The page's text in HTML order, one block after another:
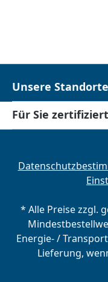
Unsere Standorte
Für Sie zertifiziert
* Alle Preise zzgl.
Energie- /
Lieferung,